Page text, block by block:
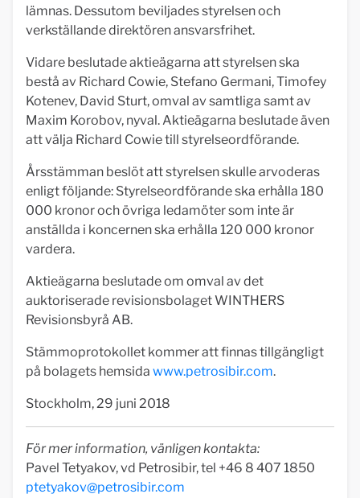
lämnas. Dessutom beviljades styrelsen och
verkställande direktören ansvarsfrihet.
Vidare beslutade aktieägarna att styrelsen ska
bestå av Richard Cowie, Stefano Germani, Timofey
Kotenev, David Sturt, omval av samtliga samt av
Maxim Korobov, nyval. Aktieägarna beslutade även
att välja Richard Cowie till styrelseordförande.
Årsstämman beslöt att styrelsen skulle arvoderas
enligt följande: Styrelseordförande ska erhålla 180
000 kronor och övriga ledamöter som inte är
anställda i koncernen ska erhålla 120 000 kronor
vardera.
Aktieägarna beslutade om omval av det
auktoriserade revisionsbolaget WINTHERS
Revisionsbyrå AB.
Stämmoprotokollet kommer att finnas tillgängligt
på bolagets hemsida www.petrosibir.com.
Stockholm, 29 juni 2018
För mer information, vänligen kontakta:
Pavel Tetyakov, vd Petrosibir, tel +46 8 407 1850
ptetyakov@petrosibir.com